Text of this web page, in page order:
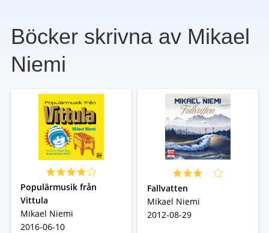
Böcker skrivna av Mikael
Niemi
Populärmusik från
Vittula
Mikael Niemi
2016-06-10
Fallvatten
Mikael Niemi
2012-08-29